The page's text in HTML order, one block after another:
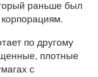
раньше был
по другому
плотные
с